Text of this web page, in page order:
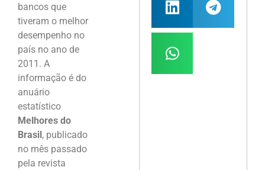
bancos que
tiveram o melhor
desempenho no
país no ano de
2011. A
informação é do
anuário
estatístico
Melhores do
Brasil , publicado
no mês passado
pela revista